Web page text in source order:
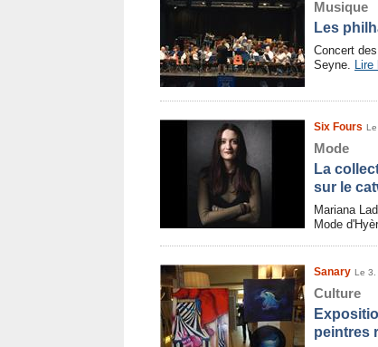
Musique
Les
Concert
Seyne. Lire
Six Fours
Mode
La
sur le
Mariana
Mode
Sanary Le 3.
Culture
peintres